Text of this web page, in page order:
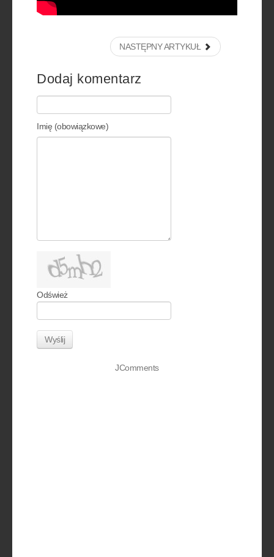
NASTĘPNY ARTYKUŁ
Dodaj komentarz
Imię (obowiązkowe)
Odśwież
Wyślij
JComments